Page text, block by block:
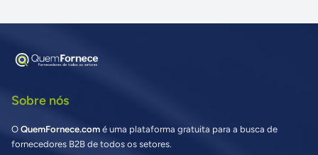
Sobre nós
O QuemFornece.com é uma plataforma gratuita para a busca de
fornecedores B2B de todos os setores.